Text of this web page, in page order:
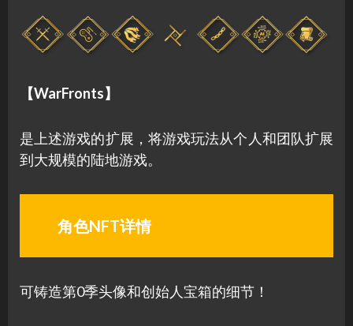
【WarFronts】
是上述游戏的扩展，将游戏玩法从个人和团队扩展
到大规模的陆地游戏。
角色NFT详情
可铸造第0季头像和创始人宝箱的细节！